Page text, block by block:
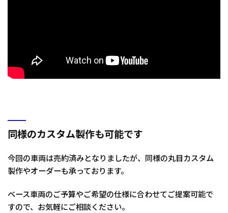
同様のカスタム製作も可能です
今回の車両は売約済みとなりましたが、同様の丸目カスタム
製作やオーダーも承っております。
ベース車両のご予算やご希望の仕様に合わせてご提案可能で
すので、お気軽にご相談ください。